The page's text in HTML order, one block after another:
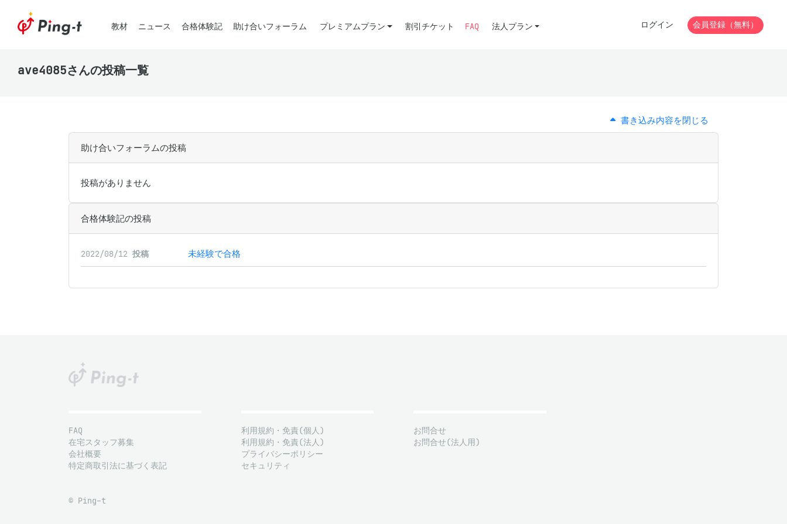
教材 ニュース 合格体験記 助け合いフォーラム プレミアムプラン 割引チケット FAQ 法人プラン ログイン 会員登録（無料）
ave4085さんの投稿一覧
書き込み内容を閉じる
助け合いフォーラムの投稿
投稿がありません
合格体験記の投稿
2022/08/12 投稿 未経験で合格
FAQ
在宅スタッフ募集
会社概要
特定商取引法に基づく表記
利用規約・免責(個人)
利用規約・免責(法人)
プライバシーポリシー
セキュリティ
お問合せ
お問合せ(法人用)
© Ping-t